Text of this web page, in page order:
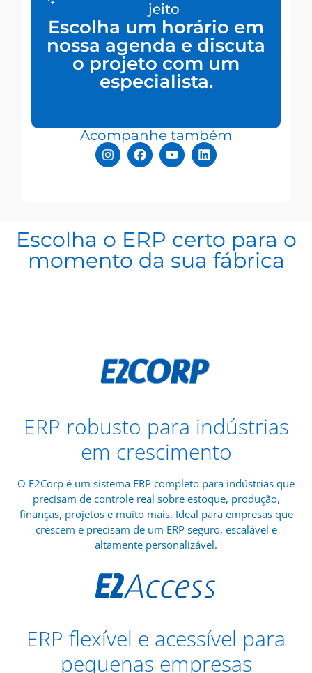
jeito
Escolha um horário em
nossa agenda e discuta
o projeto com um
especialista.
Acompanhe também
Escolha o ERP certo para o
momento da sua fábrica
ERP robusto para indústrias
em crescimento
O E2Corp é um sistema ERP completo para indústrias que
precisam de controle real sobre estoque, produção,
finanças, projetos e muito mais. Ideal para empresas que
crescem e precisam de um ERP seguro, escalável e
altamente personalizável.
ERP flexível e acessível para
pequenas empresas